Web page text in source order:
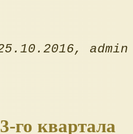
admin
го квартала